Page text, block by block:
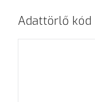
SZÍNBEN
Adattörlő kód